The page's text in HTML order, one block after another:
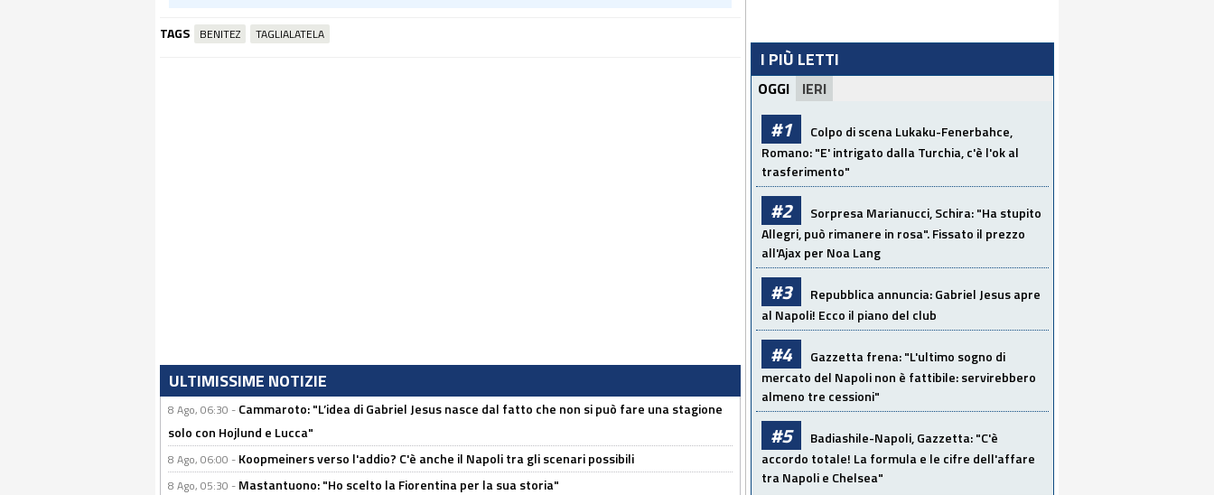
TAGS BENITEZ TAGLIALATELA
ULTIMISSIME NOTIZIE
8 Ago, 06:30 - Cammaroto: "L’idea di Gabriel Jesus nasce dal fatto che non si può fare una stagione
solo con Hojlund e Lucca"
8 Ago, 06:00 - Koopmeiners verso l'addio? C'è anche il Napoli tra gli scenari possibili
8 Ago, 05:30 - Mastantuono: "Ho scelto la Fiorentina per la sua storia"
I PIÙ LETTI
OGGI IERI
#1
Colpo di scena Lukaku-Fenerbahce,
Romano: "E' intrigato dalla Turchia, c'è l'ok al
trasferimento"
#2
Sorpresa Marianucci, Schira: "Ha stupito
Allegri, può rimanere in rosa". Fissato il prezzo
all'Ajax per Noa Lang
#3
Repubblica annuncia: Gabriel Jesus apre
al Napoli! Ecco il piano del club
#4
Gazzetta frena: "L'ultimo sogno di
mercato del Napoli non è fattibile: servirebbero
almeno tre cessioni"
#5
Badiashile-Napoli, Gazzetta: "C'è
accordo totale! La formula e le cifre dell'affare
tra Napoli e Chelsea"